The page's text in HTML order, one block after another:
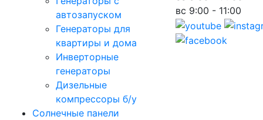
автозапуском
Генераторы для
квартиры и дома
Инверторные
генераторы
Дизельные
компрессоры б/у
Солнечные панели
вс 9:00 - 11:00